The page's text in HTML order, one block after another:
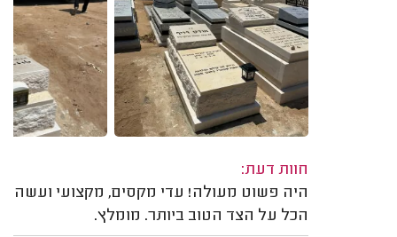
חוות דעת:
היה פשוט מעולה! עדי מקסים, מקצועי ועשה
הכל על הצד הטוב ביותר. מומלץ.